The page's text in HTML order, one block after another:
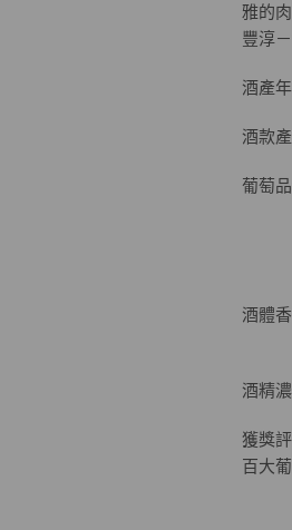
雅的
豐淳
酒產
酒款
葡萄
酒體
李
酒精
獲獎
百大
世